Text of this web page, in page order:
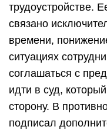
трудоустройстве.
связано
времени,
ситуациях
соглашаться с
идти в суд,
сторону. В
подписал